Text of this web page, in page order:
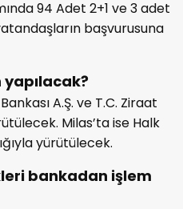
94 Adet 2+1 ve 3 adet
başvurusuna
A.Ş. ve T.C. Ziraat
Milas’ta ise Halk
yürütülecek.
bankadan işlem